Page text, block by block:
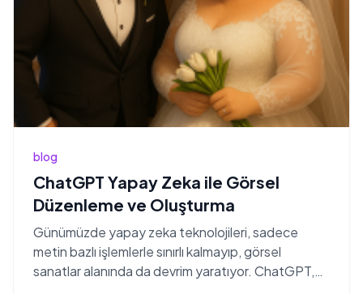
blog
ChatGPT Yapay Zeka ile Görsel
Düzenleme ve Oluşturma
Günümüzde yapay zeka teknolojileri, sadece
metin bazlı işlemlerle sınırlı kalmayıp, görsel
sanatlar alanında da devrim yaratıyor. ChatGPT,